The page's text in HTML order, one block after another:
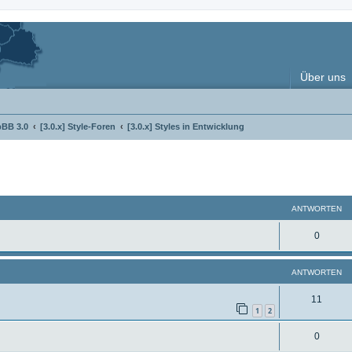
Über uns
3.0 [3.0.x] Style-Foren [3.0.x] Styles in Entwicklung
ANTWORTEN
0A
n
t
w
r
ANTWORTEN
1 2
11
n
0A